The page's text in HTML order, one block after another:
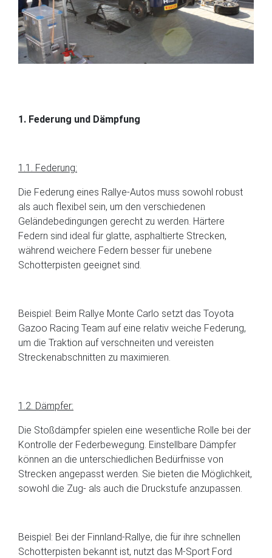
1. Federung und Dämpfung
1.1. Federung:
Die Federung eines Rallye-Autos muss sowohl robust
als auch flexibel sein, um den verschiedenen
Geländebedingungen gerecht zu werden. Härtere
Federn sind ideal für glatte, asphaltierte Strecken,
während weichere Federn besser für unebene
Schotterpisten geeignet sind.
Beispiel: Beim Rallye Monte Carlo setzt das Toyota
Gazoo Racing Team auf eine relativ weiche Federung,
um die Traktion auf verschneiten und vereisten
Streckenabschnitten zu maximieren.
1.2. Dämpfer:
Die Stoßdämpfer spielen eine wesentliche Rolle bei der
Kontrolle der Federbewegung. Einstellbare Dämpfer
können an die unterschiedlichen Bedürfnisse von
Strecken angepasst werden. Sie bieten die Möglichkeit,
sowohl die Zug- als auch die Druckstufe anzupassen.
Beispiel: Bei der Finnland-Rallye, die für ihre schnellen
Schotterpisten bekannt ist, nutzt das M-Sport Ford